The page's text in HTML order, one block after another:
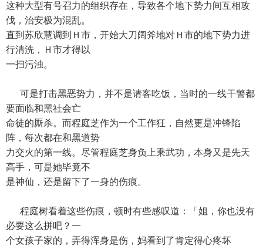
这种大型有号召力的组织存在，导致各个地下势力间互相攻
伐，治安极为混乱。
直到苏欣慧调到Ｈ市，开始大刀阔斧地对Ｈ市的地下势力进
行清洗，Ｈ市才得以
一扫污浊。
可是打击黑恶势力，并不是请客吃饭，当时的一线干警都
要面临和黑社会亡
命徒的厮杀。而程庭芝作为一个工作狂，自然更是冲锋陷
阵，每次都在和黑道势
力交火的第一线。尽管程庭芝身负上乘武功，本身又是先天
高手，可是她毕竟不
是神仙，还是留下了一身的伤痕。
程庭树看着这些伤痕，顿时有些感叹道：「姐，你也没有
必要这么拼吧？一
个女孩子家的，弄得浑身是伤，妈看到了肯定得心疼坏